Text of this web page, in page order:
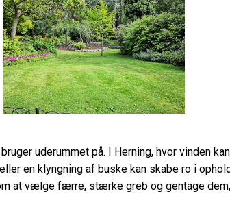
uderummet på. I Herning, hvor vinden
en klyngning af buske kan skabe ro i
at vælge færre, stærke greb og gentage